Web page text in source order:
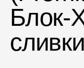
Комплектующие для
Пленки и мембраны
Блок-
сливки